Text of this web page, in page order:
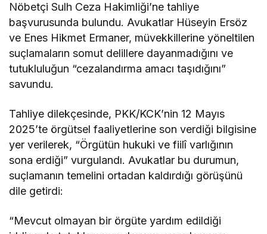
Nöbetçi Sulh Ceza Hakimliği’ne tahliye
başvurusunda bulundu. Avukatlar Hüseyin Ersöz
ve Enes Hikmet Ermaner, müvekkillerine yöneltilen
suçlamaların somut delillere dayanmadığını ve
tutukluluğun “cezalandırma amacı taşıdığını”
savundu.
Tahliye dilekçesinde, PKK/KCK’nin 12 Mayıs
2025’te örgütsel faaliyetlerine son verdiği bilgisine
yer verilerek, “Örgütün hukuki ve fiilî varlığının
sona erdiği” vurgulandı. Avukatlar bu durumun,
suçlamanın temelini ortadan kaldırdığı görüşünü
dile getirdi:
“Mevcut olmayan bir örgüte yardım edildiği